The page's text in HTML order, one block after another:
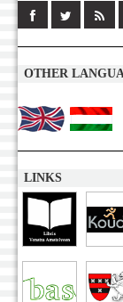
OTHER
LINKS